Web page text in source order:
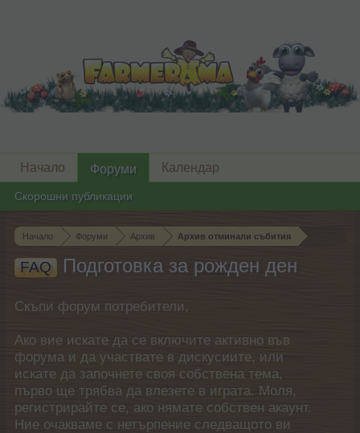
Начало Форуми Архив Архив отминали събития
FAQ Подготовка за рожден ден
Скъпи форум потребители,
Ако вие искате да се включите активно във
форума и да участвате в дискусиите, или
искате да започнете своя собствена тема,
първо ще трябва да влезете в играта. Моля,
регистрирайте се, ако нямате собствен акаунт.
Ние очакваме с нетърпение следващото ви
Начало Форуми
Скорошни публикации
Календар